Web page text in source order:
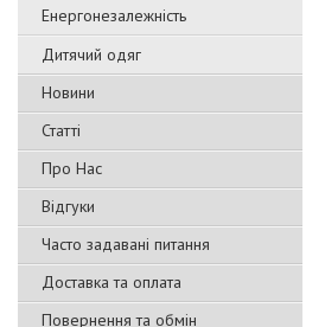
Енергонезалежність
Дитячий одяг
Новини
Статті
Про Нас
Відгуки
Часто задавані питання
Доставка та оплата
Повернення та обмін